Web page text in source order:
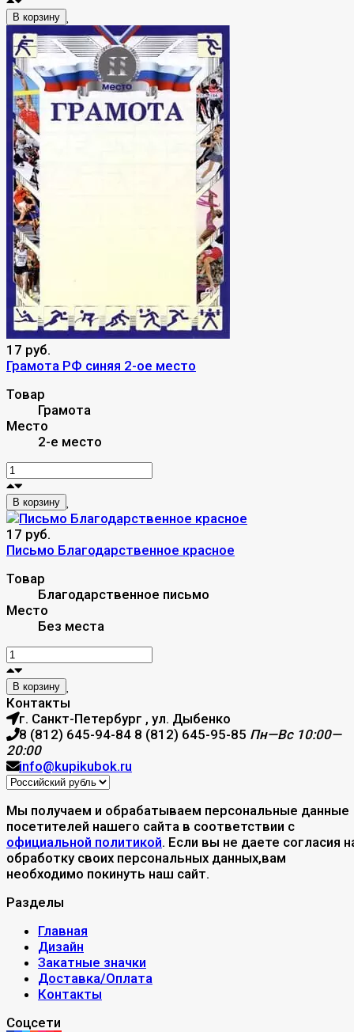
В корзину
17 руб.
Грамота РФ синяя 2-ое место
Товар
Грамота
Место
2-е место
В корзину
17 руб.
Письмо Благодарственное красное
Товар
Благодарственное письмо
Место
Без места
В корзину
Контакты
г. Санкт-Петербург , ул. Дыбенко
8 (812) 645-94-84 8 (812) 645-95-85 Пн—Вс 10:00—
20:00
info@kupikubok.ru
Мы получаем и обрабатываем персональные данные
посетителей нашего сайта в соответствии с
официальной политикой. Если вы не даете согласия
обработку своих персональных данных,вам
необходимо покинуть наш сайт.
Разделы
Главная
Дизайн
Закатные значки
Доставка/Оплата
Контакты
Соцсети